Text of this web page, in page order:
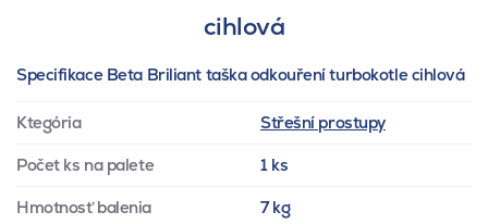
cihlová
Specifikace Beta Briliant taška odkouření turbokotle cihlová
Ktegória Střešní prostupy
Počet ks na palete 1 ks
Hmotnosť balenia 7 kg